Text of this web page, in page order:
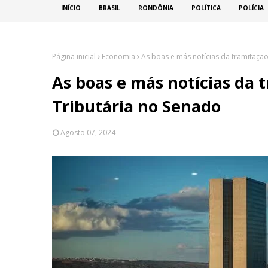
INÍCIO BRASIL RONDÔNIA POLÍTICA POLÍCIA
Página inicial Economia As boas e más notícias da
As boas e más notícias da
Tributária no Senado
Agosto 07, 2024